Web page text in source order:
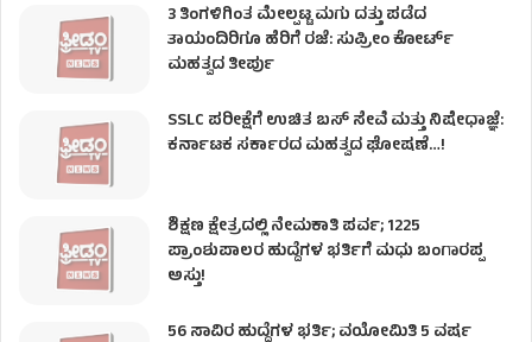
3 ತಿಂಗಳಿಗಿಂತ ಮೇಲ್ಪಟ್ಟ ಮಗು ದತ್ತು ಪಡೆದ
ತಾಯಂದಿರಿಗೂ ಹೆರಿಗೆ ರಜೆ: ಸುಪ್ರೀಂ ಕೋರ್ಟ್
ಮಹತ್ವದ ತೀರ್ಪು
SSLC ಪರೀಕ್ಷೆಗೆ ಉಚಿತ ಬಸ್ ಸೇವೆ ಮತ್ತು ನಿಷೇಧಾಜ್ಞೆ:
ಕರ್ನಾಟಕ ಸರ್ಕಾರದ ಮಹತ್ವದ ಘೋಷಣೆ…!
ಶಿಕ್ಷಣ ಕ್ಷೇತ್ರದಲ್ಲಿ ನೇಮಕಾತಿ ಪರ್ವ; 1225
ಪ್ರಾಂಶುಪಾಲರ ಹುದ್ದೆಗಳ ಭರ್ತಿಗೆ ಮಧು ಬಂಗಾರಪ್ಪ
ಅಸ್ತು!
56 ಸಾವಿರ ಹುದ್ದೆಗಳ ಭರ್ತಿ; ವಯೋಮಿತಿ 5 ವರ್ಷ